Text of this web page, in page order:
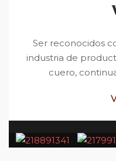
Ser reconocidos
industria de
cuero,